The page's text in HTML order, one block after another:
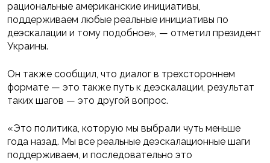
рациональные американские инициативы,
поддерживаем любые реальные инициативы по
деэскалации и тому подобное», — отметил президент
Украины.
Он также сообщил, что диалог в трехстороннем
формате — это также путь к деэскалации, результат
таких шагов — это другой вопрос.
«Это политика, которую мы выбрали чуть меньше
года назад. Мы все реальные деэскалационные шаги
поддерживаем, и последовательно это